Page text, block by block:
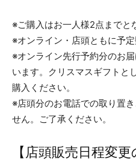
※ご購入はお一人様2点までと
※オンライン・店頭ともに予
※オンライン先行予約分のお
います。クリスマスギフトと
購入ください。
※店頭分のお電話での取り置
せん。ご了承ください。
【店頭販売日程変更